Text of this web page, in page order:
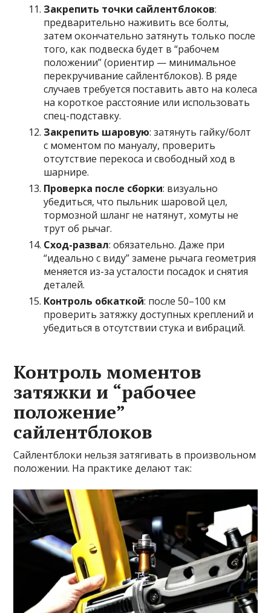
Закрепить точки сайлентблоков:
предварительно наживить все болты,
затем окончательно затянуть только после
того, как подвеска будет в “рабочем
положении” (ориентир — минимальное
перекручивание сайлентблоков). В ряде
случаев требуется поставить авто на колеса
на короткое расстояние или использовать
спец-подставку.
Закрепить шаровую: затянуть гайку/болт
с моментом по мануалу, проверить
отсутствие перекоса и свободный ход в
шарнире.
Проверка после сборки: визуально
убедиться, что пыльник шаровой цел,
тормозной шланг не натянут, хомуты не
трут об рычаг.
Сход-развал: обязательно. Даже при
“идеально с виду” замене рычага геометрия
меняется из-за усталости посадок и снятия
деталей.
Контроль обкаткой: после 50–100 км
проверить затяжку доступных креплений и
убедиться в отсутствии стука и вибраций.
Контроль моментов
затяжки и “рабочее
положение”
сайлентблоков
Сайлентблоки нельзя затягивать в произвольном
положении. На практике делают так: